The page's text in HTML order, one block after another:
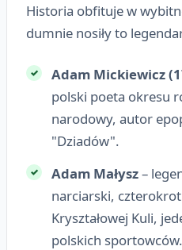
Historia obfituje w
dumnie nosiły to
Adam Mickiewicz
polski poeta okresu
narodowy, autor
"Dziadów".
Adam Małysz–
narciarski,
Kryształowej Kuli,
polskich sportowców.